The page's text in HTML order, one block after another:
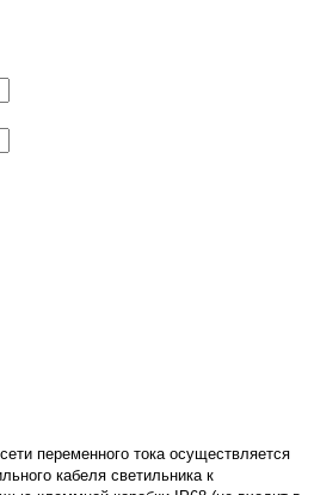
переменного тока осуществляется
кабеля светильника к